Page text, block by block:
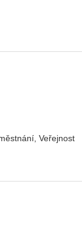
Veřejnost